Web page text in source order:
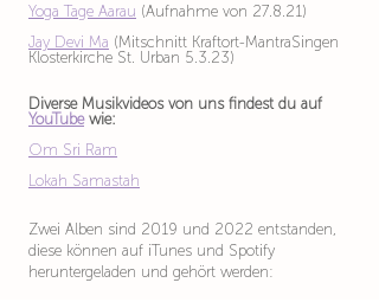
Yoga Tage Aarau (Aufnahme von 27.8.21)
Jay Devi Ma (Mitschnitt Kraftort-MantraSingen
Klosterkirche St. Urban 5.3.23)
Diverse Musikvideos von uns findest du auf
YouTubewie:
Om Sri Ram
Lokah Samastah
Zwei Alben sind 2019 und 2022 entstanden,
diese können auf iTunes und Spotify
heruntergeladen und gehört werden: